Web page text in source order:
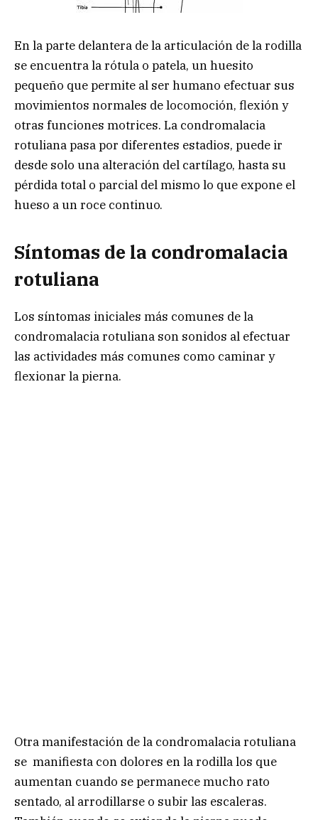
En la parte delantera de la articulación de la rodilla
se encuentra la rótula o patela, un huesito
pequeño que permite al ser humano efectuar sus
movimientos normales de locomoción, flexión y
otras funciones motrices. La condromalacia
rotuliana pasa por diferentes estadios, puede ir
desde solo una alteración del cartílago, hasta su
pérdida total o parcial del mismo lo que expone el
hueso a un roce continuo.
Síntomas de la condromalacia
rotuliana
Los síntomas iniciales más comunes de la
condromalacia rotuliana son sonidos al efectuar
las actividades más comunes como caminar y
flexionar la pierna.
Otra manifestación de la condromalacia rotuliana
se manifiesta con dolores en la rodilla los que
aumentan cuando se permanece mucho rato
sentado, al arrodillarse o subir las escaleras.